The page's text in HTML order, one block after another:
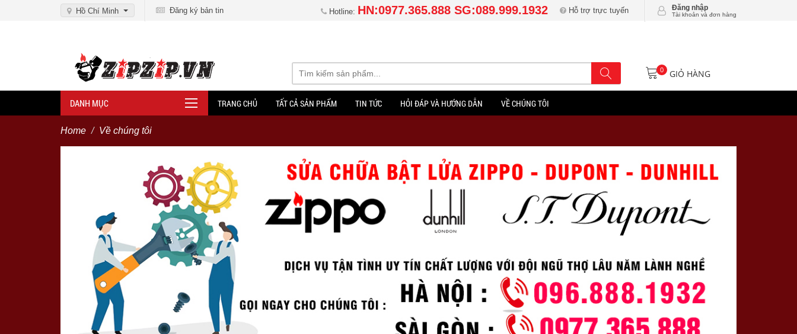
Hồ Chí Minh Đăng ký bản tin Hotline: HN:0977.365.888 SG:089.999.1932 Hỗ trợ trực tuyến Đăng nhập
Tài khoản và đơn hàng
0 GIỎ HÀNG
DANH MỤC TRANG CHỦ TẤT CẢ SẢN PHẨM TIN TỨC HỎI ĐÁP VÀ HƯỚNG DẪN VỀ CHÚNG TÔI
Home Về chúng tôi